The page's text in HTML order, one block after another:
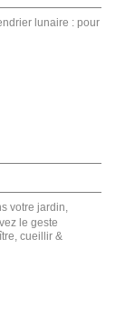
lunaire : pour
votre jardin,
le geste
cueillir &